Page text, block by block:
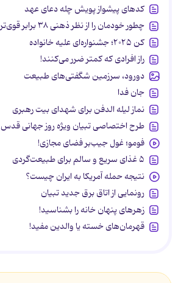
کدهای پیشواز پویش چله دعای عهد
چطور خودمان را از نظر ذهنی ۳۸ برابر قوی‌تر کنیم؟
کن ۲۰۲۵؛ جشنواره‌ای علیه خانواده
راز افرادی که کمتر ضرر می‌کنند!
دورود، سرزمین شگفتی‌های طبیعت
جان فدا
نماز لیله الدفن برای شهدای بیت رهبری
طرح اختصاصی تبیان ویژه روز جهانی قدس
فومو؛ غول جیب‌بر فضای مجازی!
۵ غذای سریع و سالم برای طبیعت‌گردی
نتیجه حمله آمریکا به ایران چیست؟
رونمایی از اتاق برق جدید تبیان
زهرهای پنهان خانه را بشناسید!
قهرمان‌های خسته یا والدین مفید!